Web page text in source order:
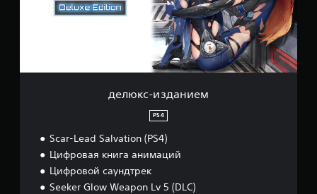
и
делюкс-изданием
PS4
Scar-Lead Salvation (PS4)
Цифровая книга анимаций
Цифровой саундтрек
Seeker Glow Weapon Lv 5 (DLC)